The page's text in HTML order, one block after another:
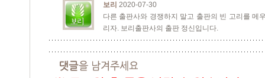
보리 2020-07-30
다른 출판사와 경쟁하지 말고 출판의 빈 고리를 메
리자. 보리출판사의 출판 정신입니다.